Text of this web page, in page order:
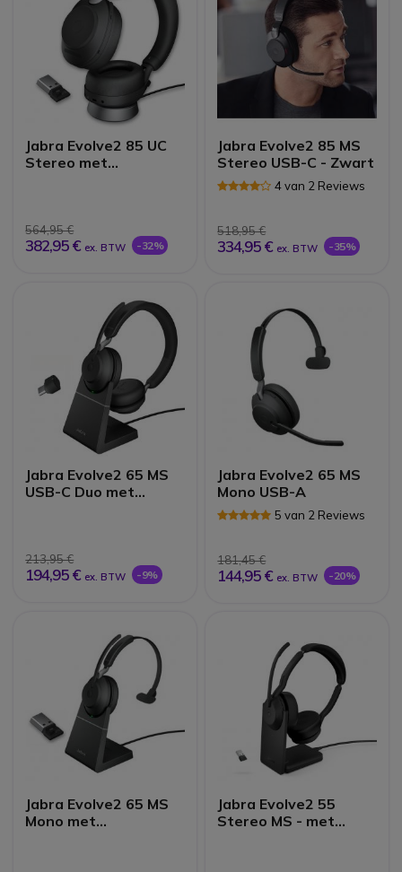
Jabra Evolve2 85 UC
Stereo met
564,95 €
382,95 € ex. BTW -32%
Jabra Evolve2 85 MS
Stereo USB-C - Zwart
4 van 2 Reviews
518,95 €
334,95 € ex. BTW -35%
Jabra Evolve2 65 MS
USB-C Duo met
213,95 €
194,95 € ex. BTW -9%
Jabra Evolve2 65 MS
Mono USB-A
5 van 2 Reviews
181,45 €
144,95 € ex. BTW -20%
Jabra Evolve2 65 MS
Mono met
Jabra Evolve2 55
Stereo MS - met